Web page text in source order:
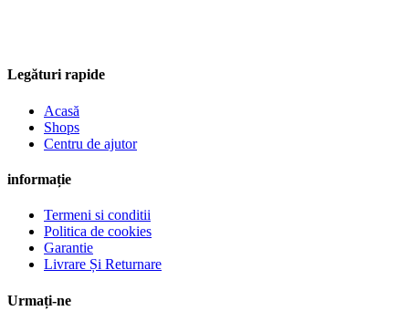
Legături rapide
Acasă
Shops
Centru de ajutor
informație
Termeni si conditii
Politica de cookies
Garantie
Livrare Și Returnare
Urmați-ne